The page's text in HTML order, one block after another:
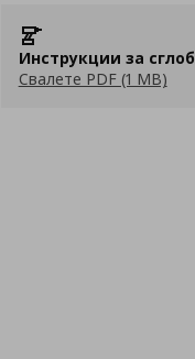
Инструкции за
Свалете PDF (1 MB)